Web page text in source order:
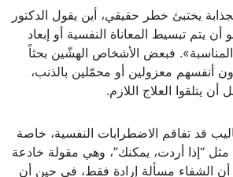
يختبئ خطر حقيقي، أين يقول الدكتور
يتم تبسيط المعاناة النفسية أو إبعاد
فبعض الأشخاص الهشّين بحثاً
أنفسهم معزولين أو محمّلين بالذنب،
أن يتلقوا العلاج اللازم.
قد تفاقم الاضطرابات النفسية، خاصة
“إذا أردت، يمكنك”، وهي مقولة خادعة
الشفاء مسألة إرادة فقط، في حين أن